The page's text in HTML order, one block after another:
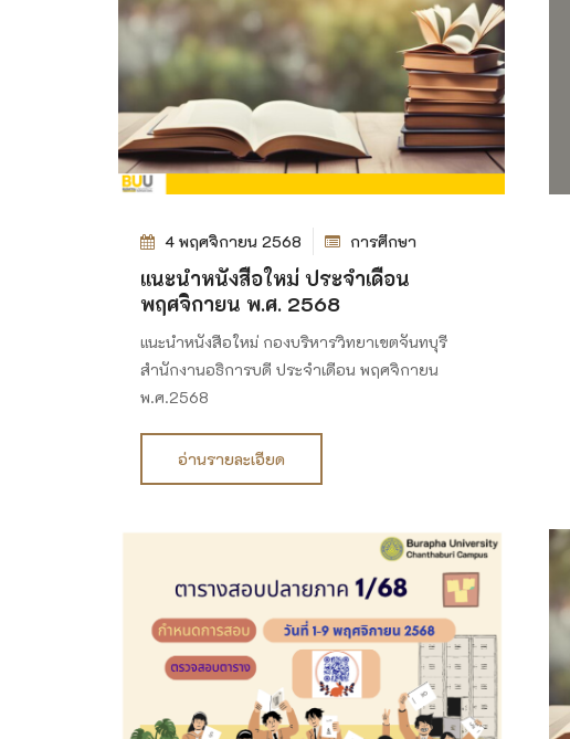
4 พฤศจิกายน 2568 การศึกษา
แนะนำหนังสือใหม่ ประจำเดือน
พฤศจิกายน พ.ศ. 2568
แนะนำหนังสือใหม่ กองบริหารวิทยาเขตจันทบุรี
สำนักงานอธิการบดี ประจำเดือน พฤศจิกายน
พ.ศ.2568
อ่านรายละเอียด